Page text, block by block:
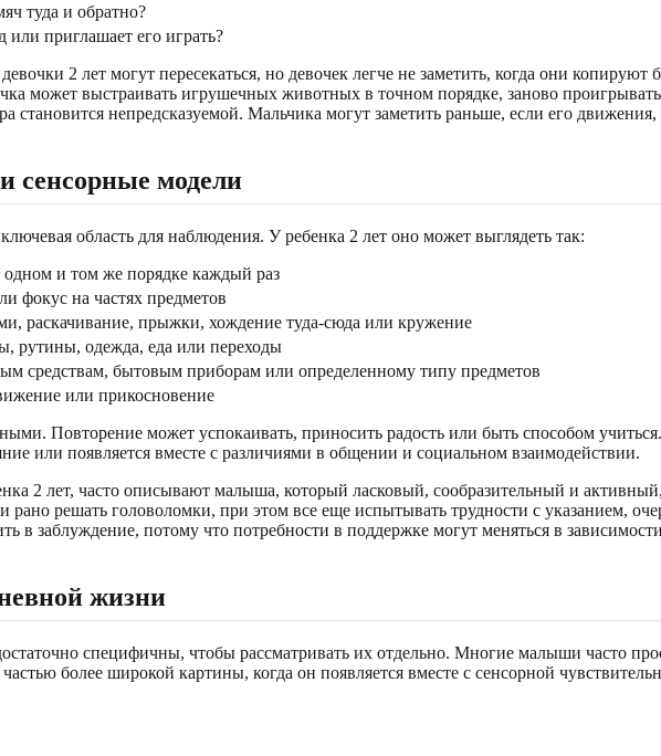
туда и обратно?
или приглашает его играть?
2 лет могут пересекаться, но девочек легче не заметить, когда они копируют
может выстраивать игрушечных животных в точном порядке, заново
становится непредсказуемой. Мальчика могут заметить раньше, если его
сенсорные модели
область для наблюдения. У ребенка 2 лет оно может выглядеть так:
и том же порядке каждый раз
фокус на частях предметов
раскачивание, прыжки, хождение туда-сюда или кружение
рутины, одежда, еда или переходы
средствам, бытовым приборам или определенному типу предметов
или прикосновение
Повторение может успокаивать, приносить радость или быть способом
или появляется вместе с различиями в общении и социальном взаимодействии.
2 лет, часто описывают малыша, который ласковый, сообразительный и
рано решать головоломки, при этом все еще испытывать трудности с указанием,
в заблуждение, потому что потребности в поддержке могут меняться в
жизни
специфичны, чтобы рассматривать их отдельно. Многие малыши часто
более широкой картины, когда он появляется вместе с сенсорной